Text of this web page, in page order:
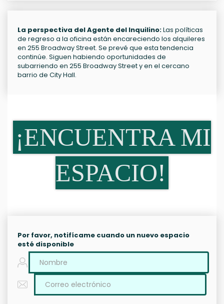
La perspectiva del Agente del Inquilino:Las políticas
de regreso a la oficina están encareciendo los alquileres
en 255 Broadway Street. Se prevé que esta tendencia
continúe. Siguen habiendo oportunidades de
subarriendo en 255 Broadway Street y en el cercano
barrio de City Hall.
¡ENCUENTRA MI
ESPACIO!
Por favor, notifícame cuando un nuevo espacio
esté disponible